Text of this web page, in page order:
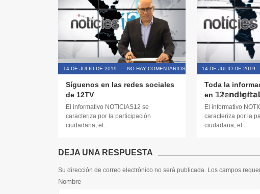
14 DE JULIO DE 2019 - NO HAY COMENTARIOS
Síguenos en las redes sociales
de 12TV
El informativo NOTICIAS12 se
caracteriza por la participación
ciudadana, el...
14 DE JULIO DE 2019 -
Toda la
en
El informativo
caracteriza por la
ciudadana, el...
DEJA UNA RESPUESTA
Su dirección de correo electrónico no será publicada. Los campos
Nombre